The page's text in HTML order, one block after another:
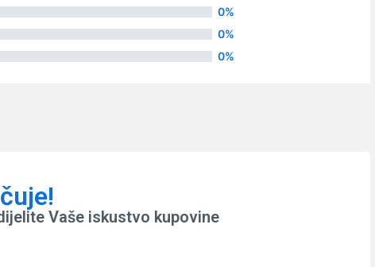
0%
0%
0%
Vaše iskustvo kupovine